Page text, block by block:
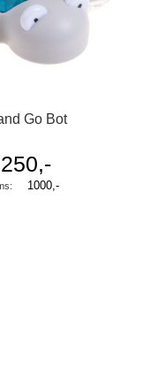
Go Bot
1000,-